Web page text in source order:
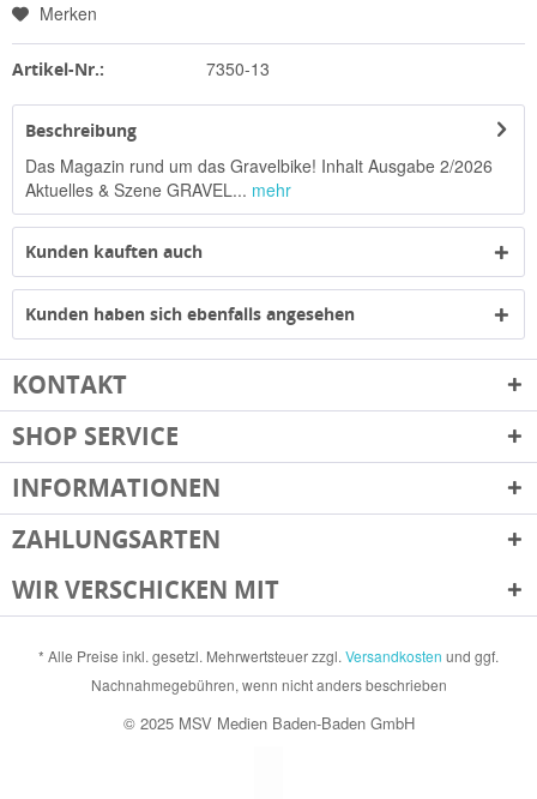
Merken
Artikel-Nr.: 7350-13
Beschreibung
Das Magazin rund um das Gravelbike! Inhalt Ausgabe 2/2026
Aktuelles & Szene GRAVEL... mehr
Kunden kauften auch
Kunden haben sich ebenfalls angesehen
KONTAKT
SHOP SERVICE
INFORMATIONEN
ZAHLUNGSARTEN
WIR VERSCHICKEN MIT
* Alle Preise inkl. gesetzl. Mehrwertsteuer zzgl. Versandkosten und ggf.
Nachnahmegebühren, wenn nicht anders beschrieben
© 2025 MSV Medien Baden-Baden GmbH